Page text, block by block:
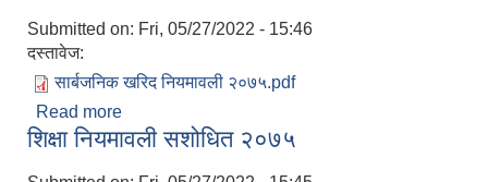
Submitted on: Fri, 05/27/2022 - 15:46
दस्तावेज:
सार्बजनिक खरिद नियमावली २०७५.pdf
Read more
शिक्षा नियमावली सशोधित २०७५